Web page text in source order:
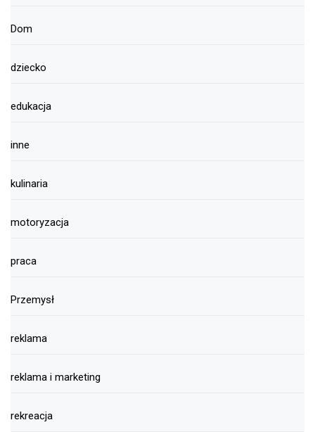
Dom
dziecko
edukacja
inne
kulinaria
motoryzacja
praca
Przemysł
reklama
reklama i marketing
rekreacja